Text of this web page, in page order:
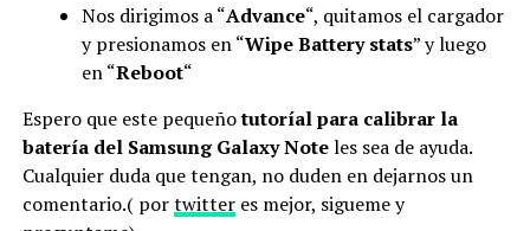
Nos dirigimos a “Advance“, quitamos el cargador
y presionamos en “Wipe Battery stats” y luego
en “Reboot“
Espero que este pequeñotutoríal para calibrar la
batería del Samsung Galaxy Noteles sea de ayuda.
Cualquier duda que tengan, no duden en dejarnos un
comentario.( portwitteres mejor, sigueme y